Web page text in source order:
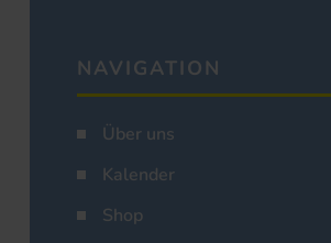
NAVIGATION
Über uns
Kalender
Shop